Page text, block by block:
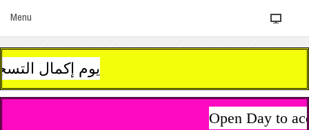
Menu
يوم إكمال التسجيل وإستلام مستلزمات الدراسة سيكون يوم 13 سبتمبر
Open Day to